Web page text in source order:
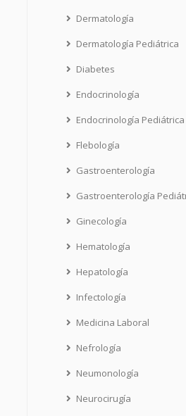
Dermatología
Dermatología Pediátrica
Diabetes
Endocrinología
Endocrinología Pediátrica
Flebología
Gastroenterología
Gastroenterología
Ginecología
Hematología
Hepatología
Infectología
Medicina Laboral
Nefrología
Neumonología
Neurocirugía